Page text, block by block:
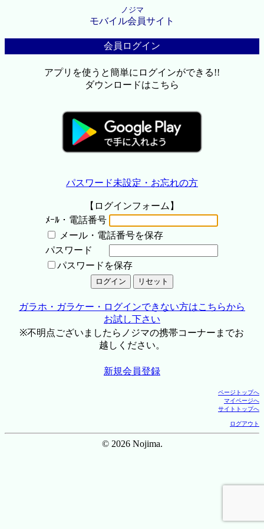
ノジマ
モバイル会員サイト
会員ログイン
アプリを使うと簡単にログインができる!!
ダウンロードはこちら
パスワード未設定・お忘れの方
【ログインフォーム】
ﾒｰﾙ・電話番号
メール・電話番号を保存
パスワード
パスワードを保存
ガラホ・ガラケー・ログインできない方はこちらから
お試し下さい
※不明点ございましたらノジマの携帯コーナーまでお
越しください。
新規会員登録
ページトップへ
マイページへ
サイトトップへ
ログアウト
© 2026 Nojima.